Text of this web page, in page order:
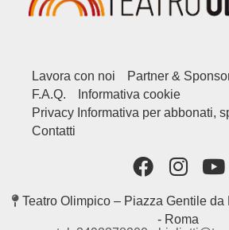
Lavora con noi Partner &
F.A.Q.
Informativa cookie
Privacy Informativa per abbonati,
Contatti
Teatro Olimpico – Piazza Gentile
- Roma